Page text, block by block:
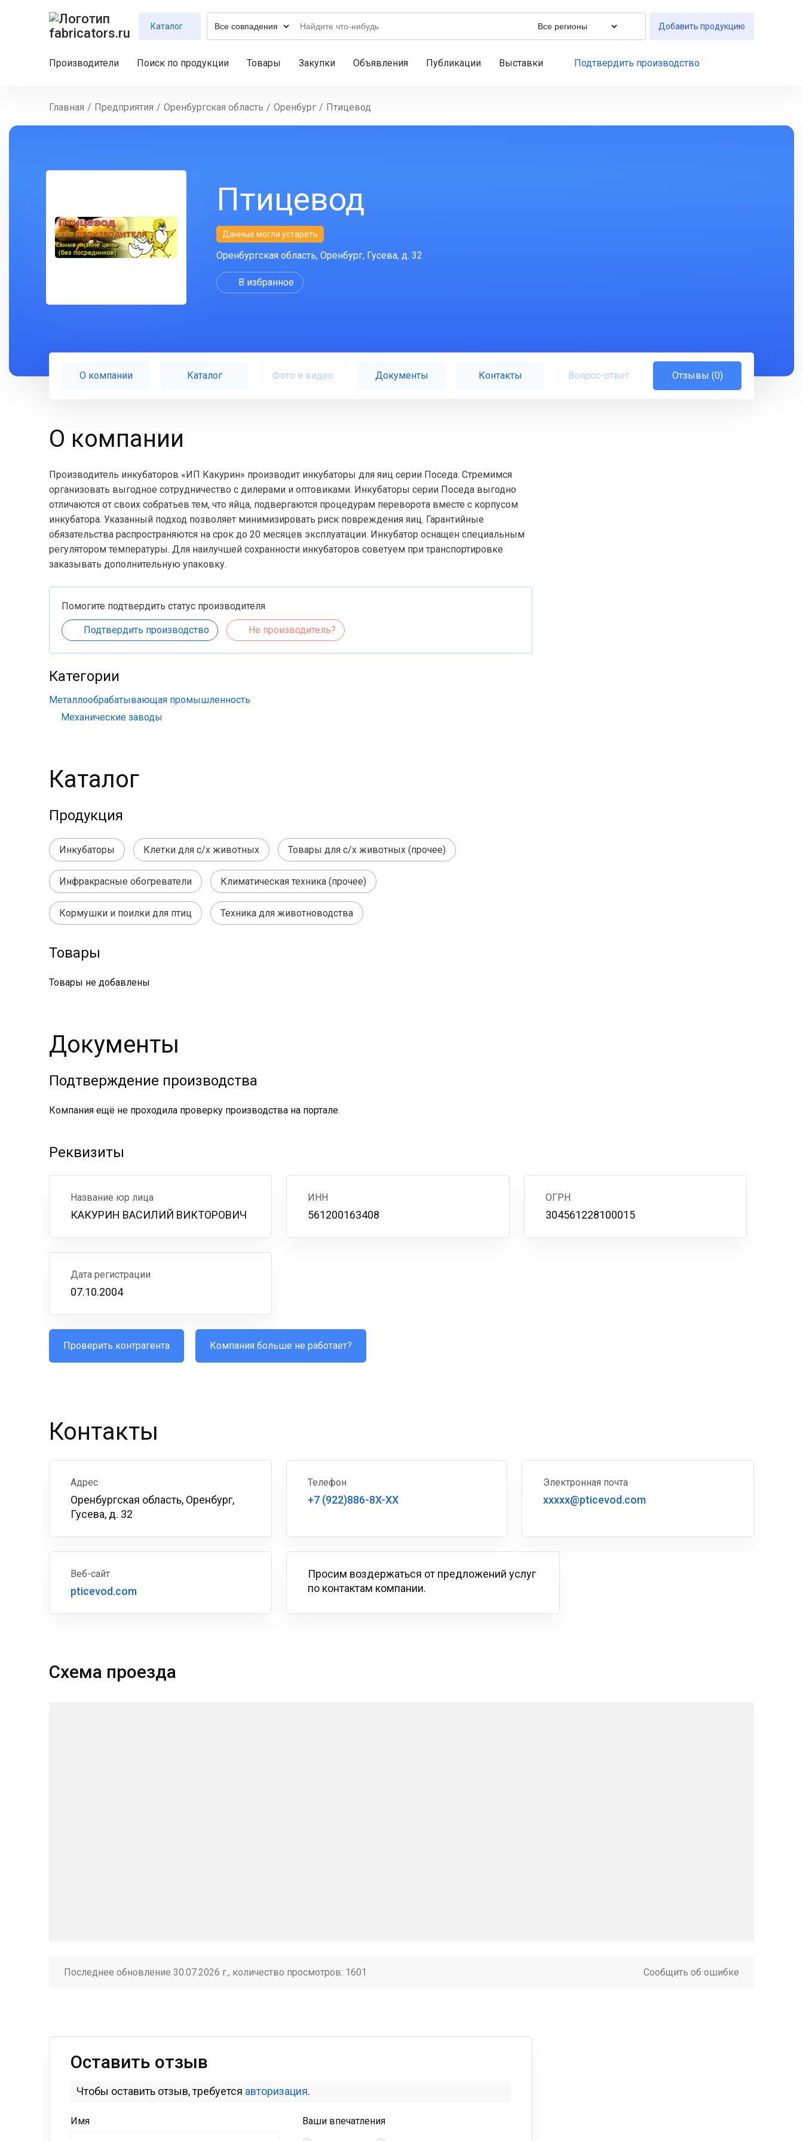
Каталог Добавить продукцию
Производители Поиск по продукции Товары Закупки Объявления Публикации Выставки Подтвердить производство
Главная / Предприятия / Оренбургская область / Оренбург / Птицевод
Птицевод
Данные могли устареть
Оренбургская область, Оренбург, Гусева, д. 32
В избранное
О компании Каталог Фото и видео Документы Контакты Вопрос-ответ Отзывы (0)
О компании
Производитель инкубаторов «ИП Какурин» производит инкубаторы для яиц серии Поседа. Стремимся
организовать выгодное сотрудничество с дилерами и оптовиками. Инкубаторы серии Поседа выгодно
отличаются от своих собратьев тем, что яйца, подвергаются процедурам переворота вместе с корпусом
инкубатора. Указанный подход позволяет минимизировать риск повреждения яиц. Гарантийные
обязательства распространяются на срок до 20 месяцев эксплуатации. Инкубатор оснащен специальным
регулятором температуры. Для наилучшей сохранности инкубаторов советуем при транспортировке
заказывать дополнительную упаковку.
Помогите подтвердить статус производителя
Подтвердить производство Не производитель?
Категории
Металлообрабатывающая промышленность
Механические заводы
Каталог
Продукция
Инкубаторы Клетки для с/х животных Товары для с/х животных (прочее)
Инфракрасные обогреватели Климатическая техника (прочее)
Кормушки и поилки для птиц Техника для животноводства
Товары
Товары не добавлены
Документы
Подтверждение производства
Компания ещё не проходила проверку производства на портале.
Реквизиты
Название юр лица
КАКУРИН ВАСИЛИЙ ВИКТОРОВИЧ
ИНН
561200163408
ОГРН
304561228100015
Дата регистрации
07.10.2004
Проверить контрагента Компания больше не работает?
Контакты
Адрес
Оренбургская область, Оренбург,
Гусева, д. 32
Телефон
+7 (922)886-8X-XX
Электронная почта
xxxxx@pticevod.com
Веб-сайт
pticevod.com
Просим воздержаться от предложений услуг
по контактам компании.
Схема проезда
Последнее обновление 30.07.2026 г., количество просмотров: 1601 Сообщить об ошибке
Оставить отзыв
Чтобы оставить отзыв, требуется авторизация.
Имя Ваши впечатления